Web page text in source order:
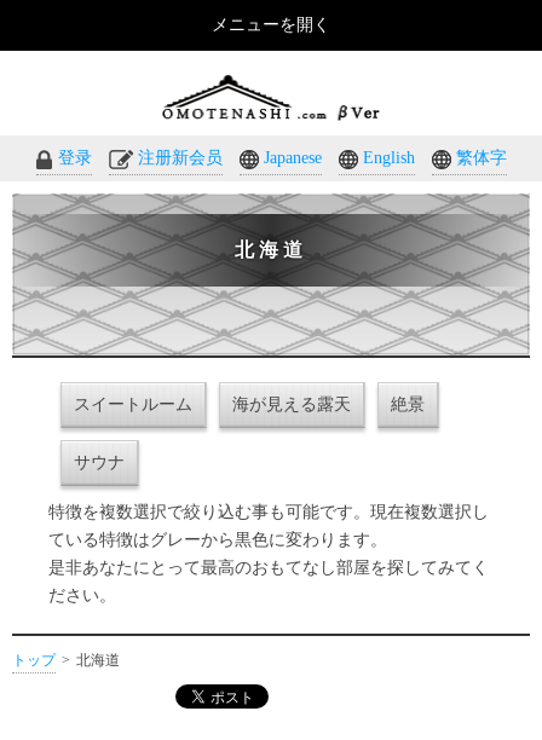
登录 注册新会员 Japanese English 繁体字
北海道
スイートルーム 海が見える露天 絶景
サウナ
特徴を複数選択で絞り込む事も可能です。現在複数選択し
ている特徴はグレーから黒色に変わります。
是非あなたにとって最高のおもてなし部屋を探してみてく
ださい。
トップ 北海道
メニューを開く